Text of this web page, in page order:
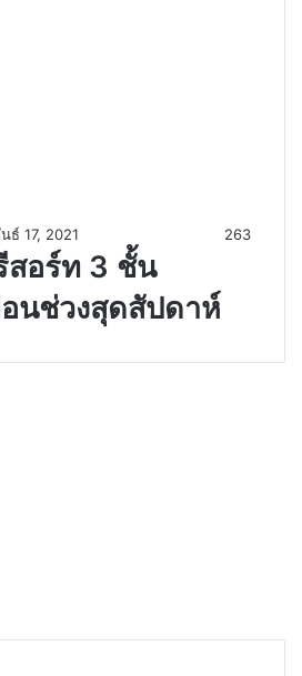
ธ์ 17, 2021 263
สอร์ท 3 ชั้น
นช่วงสุดสัปดาห์